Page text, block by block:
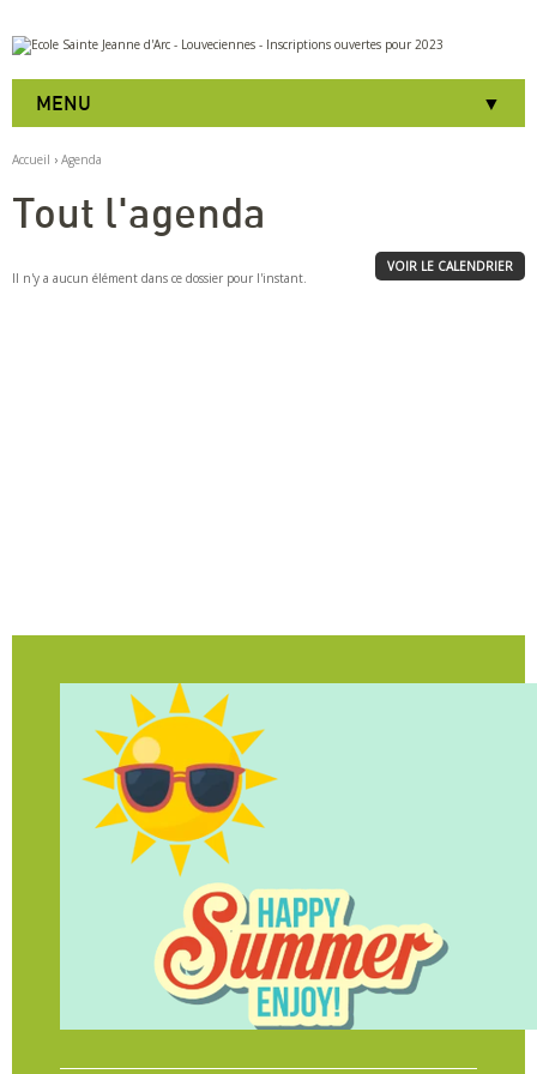
Aller
au
contenu.
à
navigation
Outils
personnels
MENU
Accueil › Agenda
Tout l'agenda
VOIR LE CALENDRIER
Il n'y a aucun élément dans ce dossier pour l'instant.